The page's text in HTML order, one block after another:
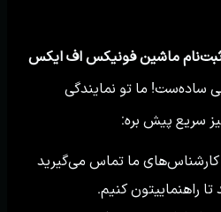
ماشین فونیکس اف ایکس
ساده‌ست! ما تو نمایندگی
سریع پیش بره:
کارشناس‌های ما تماس می‌گیرید
راهنماییتون کنیم.